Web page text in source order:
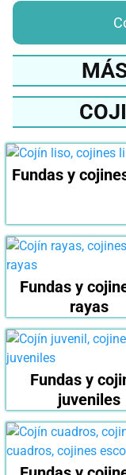
Fundas y
Fundas y
rayas
Fundas y
juveniles